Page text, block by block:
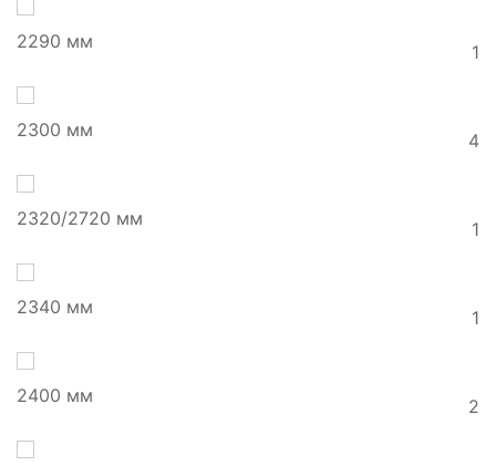
2290 мм 1
2300 мм 4
2320/2720 мм 1
2340 мм 1
2400 мм 2